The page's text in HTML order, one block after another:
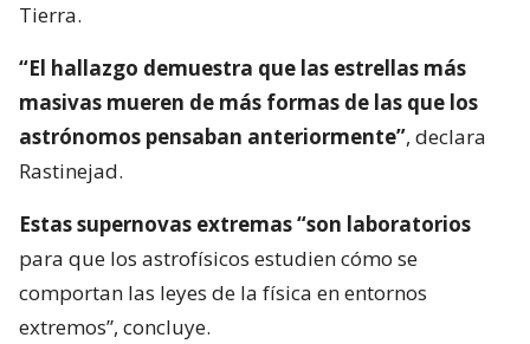
Tierra.
“El hallazgo demuestra que las estrellas más
masivas mueren de más formas de las que los
astrónomos pensaban anteriormente”, declara
Rastinejad.
Estas supernovas extremas “son laboratorios
para que los astrofísicos estudien cómo se
comportan las leyes de la física en entornos
extremos”, concluye.